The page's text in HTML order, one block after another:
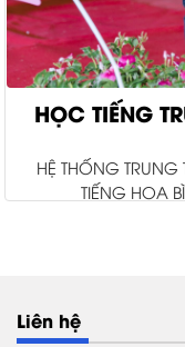
HỌC TIẾNG
HỆ THỐNG
TIẾNG HOA
Liên hệ